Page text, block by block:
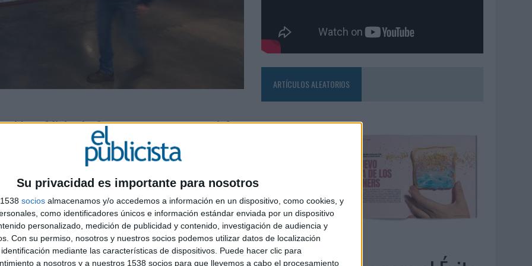
Su privacidad es importante para nosotros
socios almacenamos y/o accedemos a información en un dispositivo, como cookies, y
como identificadores únicos e información estándar enviada por un dispositivo
personalizado, medición de publicidad y contenido, investigación de audiencia y
Con su permiso, nosotros y nuestros socios podemos utilizar datos de localización
mediante las características de dispositivos. Puede hacer clic para
a nosotros y a nuestros 1538 socios para que llevemos a cabo el procesamiento
SPAIN PARA SAMSUNG ELECTRONICS IBERIA
publicitaria de otros centros comerciales
en Gandía o Tres Aguas en Madrid
Merlín Properties, se caracteriza por un concepto
los deportes extremos, además de ofrecer una
Plusha puesto en marcha un circuito digital
a las marcas a un público joven y amante del
cuadrados divididos en tres plantas y,
por su enfoque diferenciador.
ARTÍCULOS ALEATORIOS
04/08/2026